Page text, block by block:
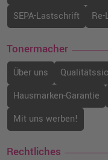
SEPA-Lastschrift
Tonermacher
Über uns
Hausmarken-Garantie
Mit uns werben!
Rechtliches